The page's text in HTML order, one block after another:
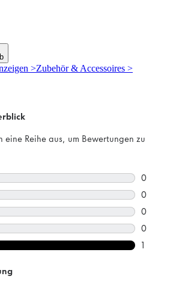
>Zubehör & Accessoires >